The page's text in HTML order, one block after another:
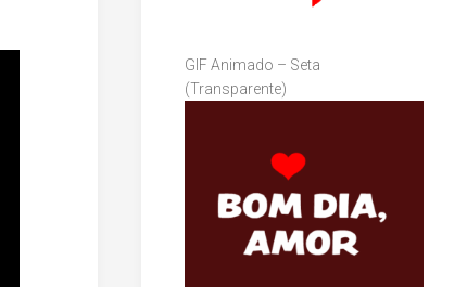
GIF Animado – Seta
(Transparente)